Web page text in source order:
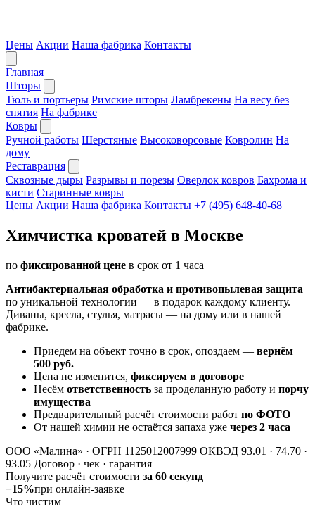
Цены Акции Наша фабрика Контакты
Главная
Шторы
Тюль и портьеры Римские шторы Ламбрекены На весу без
снятия На фабрике
Ковры
Ручной работы Шерстяные Высоковорсовые Ковролин На
дому
Реставрация
Сквозные дыры Разрывы и порезы Оверлок ковров Бахрома и
кисти Старинные ковры
Цены Акции Наша фабрика Контакты +7 (495) 648-40-68
Химчистка кроватей в Москве
по фиксированной цене в срок от 1 часа
Антибактериальная обработка и противопылевая защита
по уникальной технологии — в подарок каждому клиенту.
Диваны, кресла, стулья, матрасы — на дому или в нашей
фабрике.
Приедем на объект точно в срок, опоздаем — вернём
500 руб.
Цена не изменится, фиксируем в договоре
Несём ответственность за проделанную работу и порчу
имущества
Предварительный расчёт стоимости работ по ФОТО
От нашей химии не остаётся запаха уже через 2 часа
ООО «Малина» · ОГРН 1125012007999 ОКВЭД 93.01 · 74.70 ·
93.05 Договор · чек · гарантия
Получите расчёт стоимости за 60 секунд
−15%при онлайн-заявке
Что чистим